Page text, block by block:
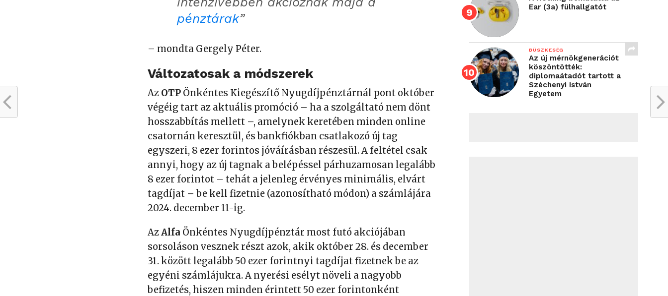
pénztárak”
– mondta Gergely Péter.
Változatosak a módszerek
Az OTP Önkéntes Kiegészítő Nyugdíjpénztárnál pont október
végéig tart az aktuális promóció – ha a szolgáltató nem dönt
hosszabbítás mellett –, amelynek keretében minden online
csatornán keresztül, és bankfiókban csatlakozó új tag
egyszeri, 8 ezer forintos jóváírásban részesül. A feltétel csak
annyi, hogy az új tagnak a belépéssel párhuzamosan legalább
8 ezer forintot – tehát a jelenleg érvényes minimális, elvárt
tagdíjat – be kell fizetnie (azonosítható módon) a számlájára
2024. december 11-ig.
AzAlfa Önkéntes Nyugdíjpénztár most futó akciójában
sorsoláson vesznek részt azok, akik október 28. és december
31. között legalább 50 ezer forintnyi tagdíjat fizetnek be az
egyéni számlájukra. A nyerési esélyt növeli a nagyobb
befizetés, hiszen minden érintett 50 ezer forintonként
Ear (3a) fülhallgatót
BÜSZKESÉG
Az új mérnökgenerációt
köszöntötték:
diplomaátadót tartott a
Széchenyi István
Egyetem